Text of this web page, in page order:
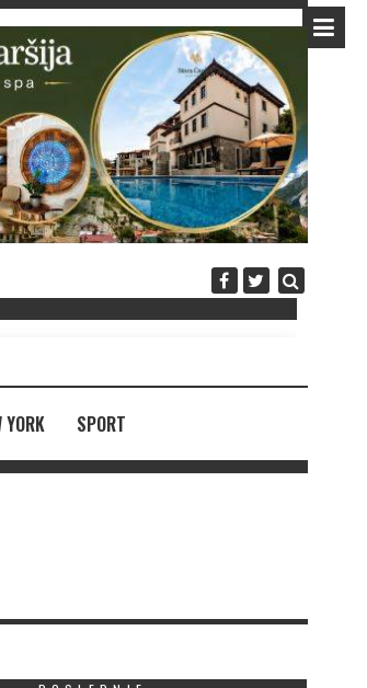
Diplomatija po
YORK SPORT